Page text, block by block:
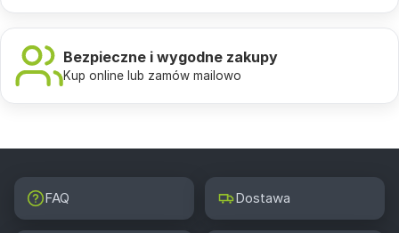
Bezpieczne i wygodne zakupy
Kup online lub zamów mailowo
FAQ Dostawa